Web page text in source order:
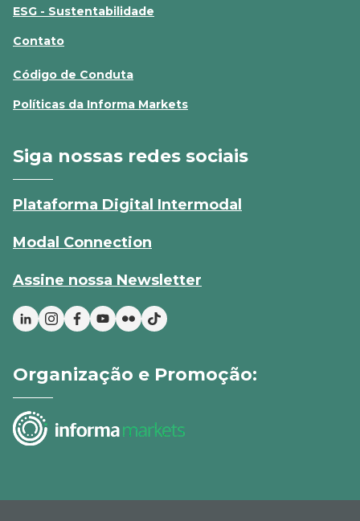
ESG - Sustentabilidade
Contato
Código de Conduta
Políticas da Informa Markets
Siga nossas redes sociais
Plataforma Digital Intermodal
Modal Connection
Assine nossa Newsletter
Organização e Promoção: